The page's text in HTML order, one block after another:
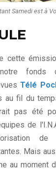
Samedi est à
cette
fonds
Télé
au fil du
pas été
de
de
Mais
au moment